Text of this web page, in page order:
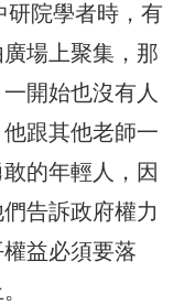
研院學者時，有
場上聚集，那
開始也沒有人
跟其他老師一
的年輕人，因
告訴政府權力
益必須要落